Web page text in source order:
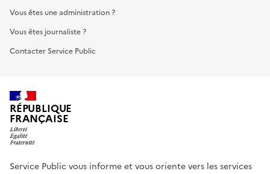
Vous êtes une administration ?
Vous êtes journaliste ?
Contacter Service Public
RÉPUBLIQUE
FRANÇAISE
Service Public vous informe et vous oriente vers les services